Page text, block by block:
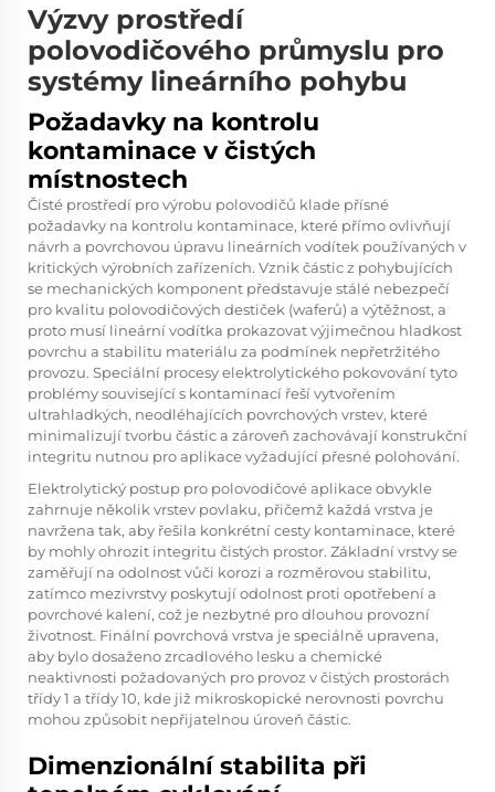
Výzvy prostředí
polovodičového průmyslu pro
systémy lineárního pohybu
Požadavky na kontrolu
kontaminace v čistých
místnostech
Čisté prostředí pro výrobu polovodičů klade přísné
požadavky na kontrolu kontaminace, které přímo ovlivňují
návrh a povrchovou úpravu lineárních vodítek používaných v
kritických výrobních zařízeních. Vznik částic z pohybujících
se mechanických komponent představuje stálé nebezpečí
pro kvalitu polovodičových destiček (waferů) a výtěžnost, a
proto musí lineární vodítka prokazovat výjimečnou hladkost
povrchu a stabilitu materiálu za podmínek nepřetržitého
provozu. Speciální procesy elektrolytického pokovování tyto
problémy související s kontaminací řeší vytvořením
ultrahladkých, neodléhajících povrchových vrstev, které
minimalizují tvorbu částic a zároveň zachovávají konstrukční
integritu nutnou pro aplikace vyžadující přesné polohování.
Elektrolytický postup pro polovodičové aplikace obvykle
zahrnuje několik vrstev povlaku, přičemž každá vrstva je
navržena tak, aby řešila konkrétní cesty kontaminace, které
by mohly ohrozit integritu čistých prostor. Základní vrstvy se
zaměřují na odolnost vůči korozi a rozměrovou stabilitu,
zatímco mezivrstvy poskytují odolnost proti opotřebení a
povrchové kalení, což je nezbytné pro dlouhou provozní
životnost. Finální povrchová vrstva je speciálně upravena,
aby bylo dosaženo zrcadlového lesku a chemické
neaktivnosti požadovaných pro provoz v čistých prostorách
třídy 1 a třídy 10, kde již mikroskopické nerovnosti povrchu
mohou způsobit nepřijatelnou úroveň částic.
Dimenzionální stabilita při